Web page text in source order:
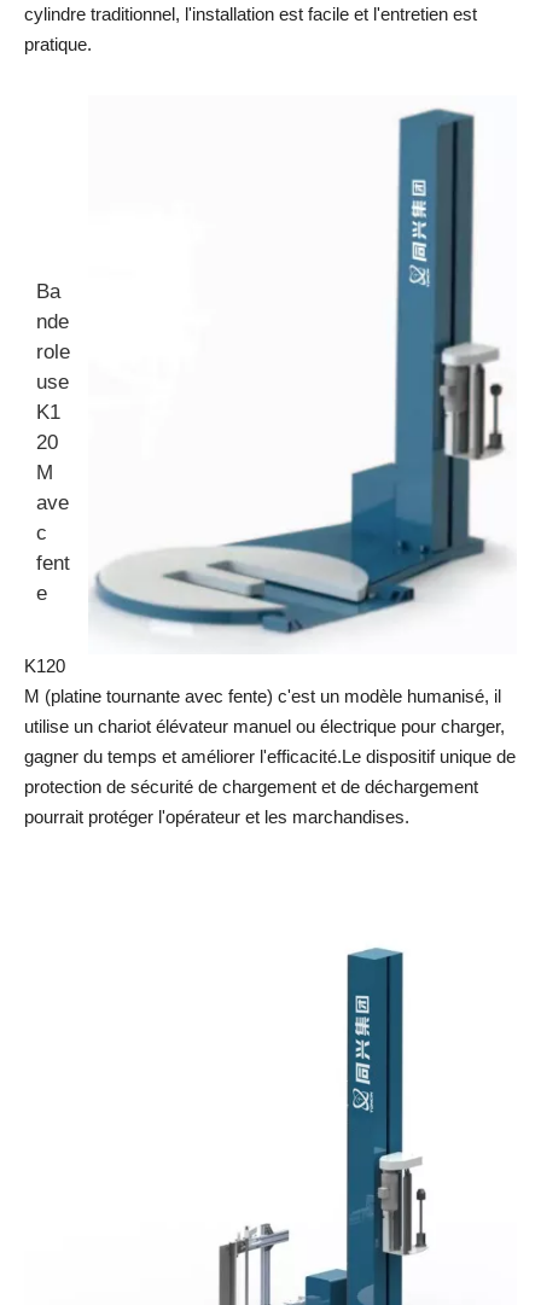
cylindre traditionnel, l'installation est facile et l'entretien est
pratique.
Ba
nde
role
use
K1
20
M
ave
c
fent
e
K120
M (platine tournante avec fente) c'est un modèle humanisé, il
utilise un chariot élévateur manuel ou électrique pour charger,
gagner du temps et améliorer l'efficacité.Le dispositif unique de
protection de sécurité de chargement et de déchargement
pourrait protéger l'opérateur et les marchandises.